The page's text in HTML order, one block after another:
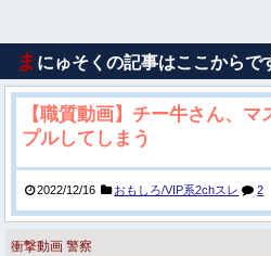
ま にゅそくの記事はここからで
【職質動画】チー牛さん、
プルしてしまう
2022/12/16 おもしろ/VIP系2chスレ 2
衝撃動画 警察